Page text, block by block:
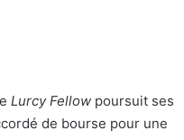
Lurcy Fellow poursuit ses
de bourse pour une